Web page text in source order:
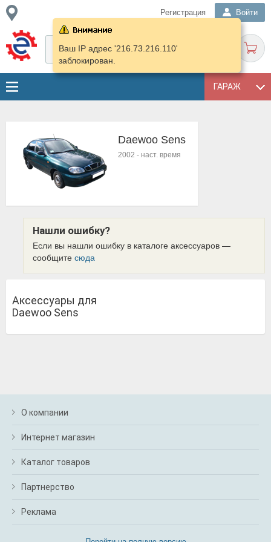
Регистрация Войти
ГАРАЖ
Ваш IP адрес '216.73.216.110'
заблокирован.
Daewoo Sens
2002 - наст. время
Нашли ошибку?
Если вы нашли ошибку в каталоге аксессуаров —
сообщите сюда
Аксессуары для
Daewoo Sens
О компании
Интернет магазин
Каталог товаров
Партнерство
Реклама